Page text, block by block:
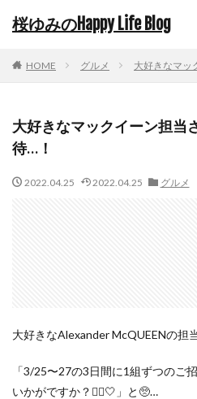
桜ゆみのHappy Life Blog
HOME グルメ 大好きなマッ
大好きなマックイーン担当
待…！
2022.04.25 2022.04.25 グルメ
大好きなAlexander McQUEENの担
「3/25〜27の3日間に1組ずつのご
いかがですか？👱‍♀️🤍」と🥺…